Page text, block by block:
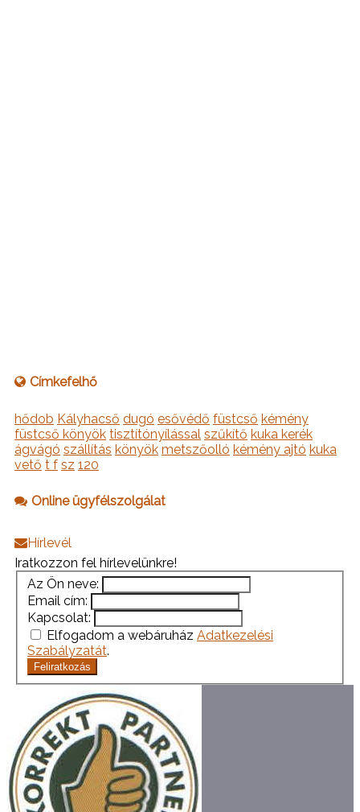
Címkefelhő
hődob Kályhacső dugó esővédő füstcső kémény
füstcső könyök tisztítónyílással szűkítő kuka kerék
ágvágó szállítás könyök metszőolló kémény ajtó kuka
vető t f sz 120
Online ügyfélszolgálat
Hírlevél
Iratkozzon fel hírlevelünkre!
Az Ön neve:
Email cím:
Kapcsolat:
Elfogadom a webáruház Adatkezelési
Szabályzatát.
Feliratkozás